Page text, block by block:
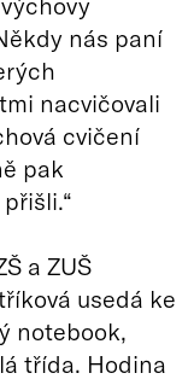
nás paní
nacvičovali
cvičení
pak
a ZUŠ
usedá ke
notebook,
třída. Hodina